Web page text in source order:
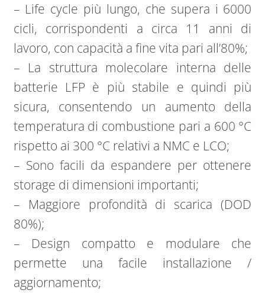
– Life cycle più lungo, che supera i 6000
cicli, corrispondenti a circa 11 anni di
lavoro, con capacità a fine vita pari all’80%;
– La struttura molecolare interna delle
batterie LFP è più stabile e quindi più
sicura, consentendo un aumento della
temperatura di combustione pari a 600 °C
rispetto ai 300 °C relativi a NMC e LCO;
– Sono facili da espandere per ottenere
storage di dimensioni importanti;
– Maggiore profondità di scarica (DOD
80%);
– Design compatto e modulare che
permette una facile installazione /
aggiornamento;